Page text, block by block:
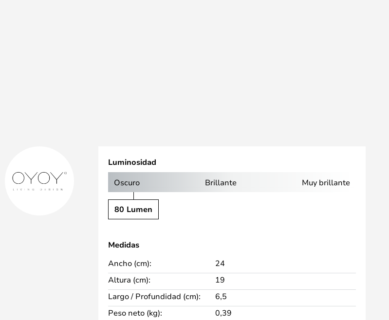
Luminosidad
Oscuro Brillante Muy brillante
80 Lumen
Medidas
Ancho (cm):
24
Altura (cm):
19
Largo / Profundidad (cm):
6,5
Peso neto (kg):
0,39